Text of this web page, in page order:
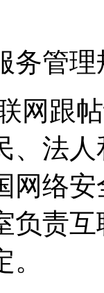
务管理
网跟
、法
网络
负责